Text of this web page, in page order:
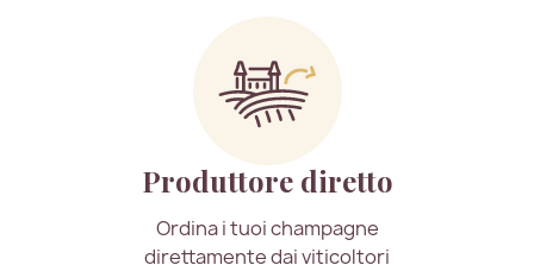
Produttore diretto
Ordina i tuoi champagne
direttamente dai viticoltori